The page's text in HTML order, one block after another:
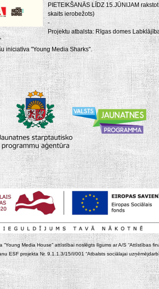
PIETEIKŠANĀS LĪDZ 15.JŪNIJAM
skaits ierobežots)
-
Projektu atbalsta: Rīgas domes
iniciatīva "Young Media Sharks".
“Young Media House” attīstībai noslēgts līgums ar A/S “Attīstības
ESF projekta Nr. 9.1.1.3/15/I/001 “Atbalsts sociālajai